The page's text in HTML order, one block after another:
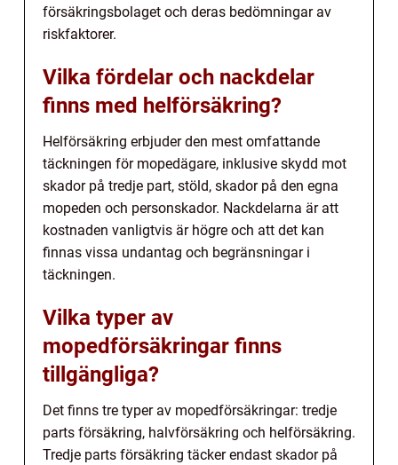
försäkringsbolaget och deras bedömningar av
riskfaktorer.
Vilka fördelar och nackdelar
finns med helförsäkring?
Helförsäkring erbjuder den mest omfattande
täckningen för mopedägare, inklusive skydd mot
skador på tredje part, stöld, skador på den egna
mopeden och personskador. Nackdelarna är att
kostnaden vanligtvis är högre och att det kan
finnas vissa undantag och begränsningar i
täckningen.
Vilka typer av
mopedförsäkringar finns
tillgängliga?
Det finns tre typer av mopedförsäkringar: tredje
parts försäkring, halvförsäkring och helförsäkring.
Tredje parts försäkring täcker endast skador på